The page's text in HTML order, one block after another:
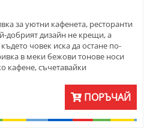
за уютни кафенета, ресторанти
добрият дизайн не крещи, а
човек иска да остане по-
в меки бежови тонове носи
кафене, съчетавайки
материя с непреходната
Подходяща както за дома,
и хотели.
ПОРЪЧАЙ